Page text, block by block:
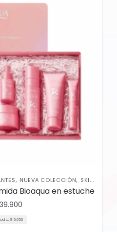
, NUEVA COLECCIÓN, SKIN
FACIALBioaqua en estuche
39.900
a: $ 6.650